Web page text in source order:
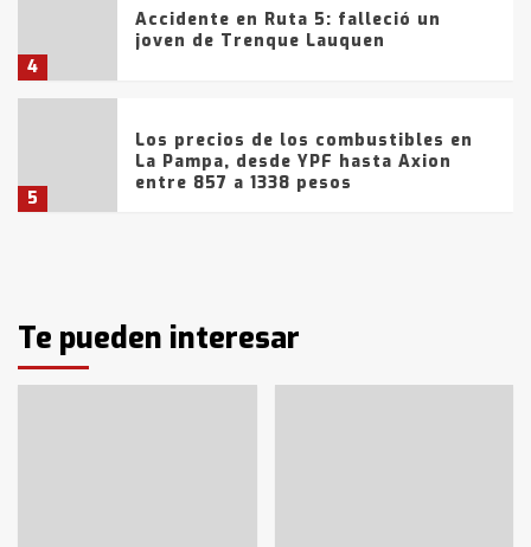
4
Accidente en Ruta 5: falleció un
joven de Trenque Lauquen
5
Los precios de los combustibles en
La Pampa, desde YPF hasta Axion
entre 857 a 1338 pesos
6
de la provincia
T.Lauquen: tres jóvenes que
Te pueden interesar